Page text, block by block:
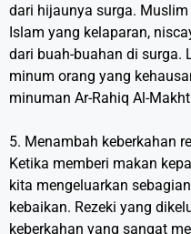
dari hijaunya surga.
Islam yang kelaparan,
dari buah-buahan di surga.
minum orang yang
minuman Ar-Rahiq Al-
5. Menambah keberkahan
Ketika memberi makan
kita mengeluarkan
kebaikan. Rezeki yang
keberkahan yang sangat